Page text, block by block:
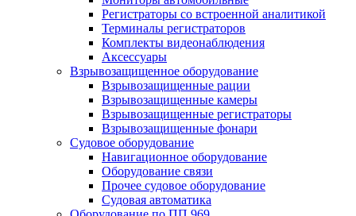
Регистраторы со встроенной аналитикой
Терминалы регистраторов
Комплекты видеонаблюдения
Аксессуары
Взрывозащищенное оборудование
Взрывозащищенные рации
Взрывозащищенные камеры
Взрывозащищенные регистраторы
Взрывозащищенные фонари
Судовое оборудование
Навигационное оборудование
Оборудование связи
Прочее судовое оборудование
Судовая автоматика